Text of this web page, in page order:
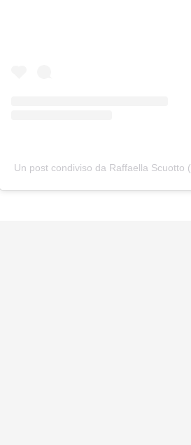
Un post condiviso da Raffaella Scuotto